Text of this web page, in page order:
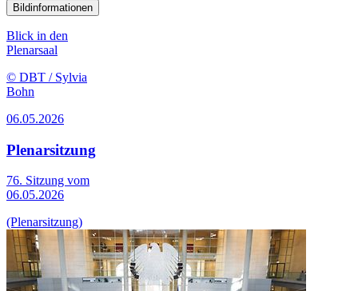
Bildinformationen
Blick in den
Plenarsaal
© DBT / Sylvia
Bohn
06.05.2026
Plenarsitzung
76. Sitzung vom
06.05.2026
(Plenarsitzung)